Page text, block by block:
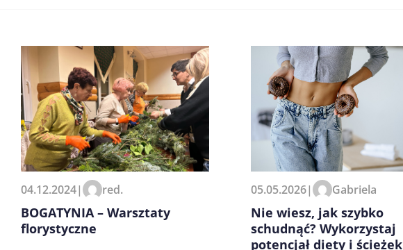
w tej przeglądarce podczas pisania
04.12.2024| red.
BOGATYNIA – Warsztaty
florystyczne
05.05.2026| Gabriela
Nie wiesz, jak szybko
schudnąć? Wykorzystaj
potencjał diety i ścieżek